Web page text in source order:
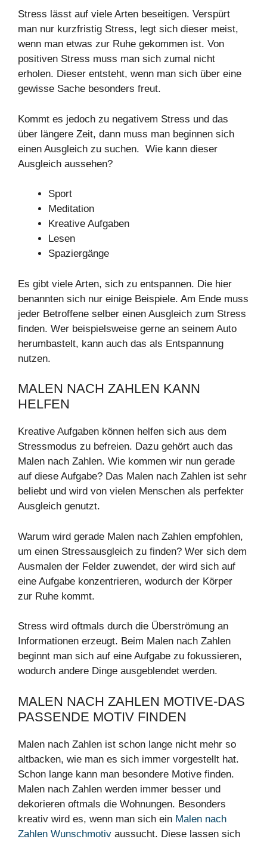
Stress lässt auf viele Arten beseitigen. Verspürt
man nur kurzfristig Stress, legt sich dieser meist,
wenn man etwas zur Ruhe gekommen ist. Von
positiven Stress muss man sich zumal nicht
erholen. Dieser entsteht, wenn man sich über eine
gewisse Sache besonders freut.
Kommt es jedoch zu negativem Stress und das
über längere Zeit, dann muss man beginnen sich
einen Ausgleich zu suchen. Wie kann dieser
Ausgleich aussehen?
Sport
Meditation
Kreative Aufgaben
Lesen
Spaziergänge
Es gibt viele Arten, sich zu entspannen. Die hier
benannten sich nur einige Beispiele. Am Ende muss
jeder Betroffene selber einen Ausgleich zum Stress
finden. Wer beispielsweise gerne an seinem Auto
herumbastelt, kann auch das als Entspannung
nutzen.
MALEN NACH ZAHLEN KANN
HELFEN
Kreative Aufgaben können helfen sich aus dem
Stressmodus zu befreien. Dazu gehört auch das
Malen nach Zahlen. Wie kommen wir nun gerade
auf diese Aufgabe? Das Malen nach Zahlen ist sehr
beliebt und wird von vielen Menschen als perfekter
Ausgleich genutzt.
Warum wird gerade Malen nach Zahlen empfohlen,
um einen Stressausgleich zu finden? Wer sich dem
Ausmalen der Felder zuwendet, der wird sich auf
eine Aufgabe konzentrieren, wodurch der Körper
zur Ruhe kommt.
Stress wird oftmals durch die Überströmung an
Informationen erzeugt. Beim Malen nach Zahlen
beginnt man sich auf eine Aufgabe zu fokussieren,
wodurch andere Dinge ausgeblendet werden.
MALEN NACH ZAHLEN MOTIVE-DAS
PASSENDE MOTIV FINDEN
Malen nach Zahlen ist schon lange nicht mehr so
altbacken, wie man es sich immer vorgestellt hat.
Schon lange kann man besondere Motive finden.
Malen nach Zahlen werden immer besser und
dekorieren oftmals die Wohnungen. Besonders
kreativ wird es, wenn man sich ein Malen nach
Zahlen Wunschmotiv aussucht. Diese lassen sich